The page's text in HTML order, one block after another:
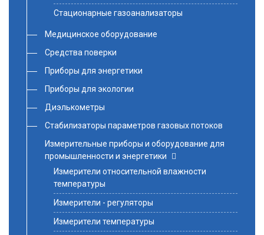
Стационарные газоанализаторы
Медицинское оборудование
Средства поверки
Приборы для энергетики
Приборы для экологии
Диэлькометры
Стабилизаторы параметров газовых потоков
Измерительные приборы и оборудование для
промышленности и энергетики
Измерители относительной влажности
температуры
Измерители - регуляторы
Измерители температуры